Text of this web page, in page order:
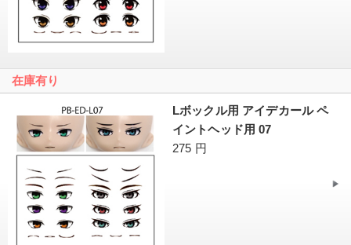
在庫有り
Lボックル用 アイデカール ペ
イントヘッド用 07
275 円